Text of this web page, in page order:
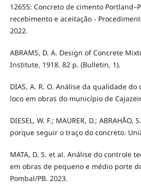
12655: Concreto de cimento
recebimento e aceitação -
2022.
ABRAMS, D. A. Design of Concrete
Institute, 1918. 82 p. (Bulletin, 1).
DIAS, A. R. O. Análise da qualidade
loco em obras do município de
DIESEL, W. F.; MAURER, D.; ABRAHÃO,
porque seguir o traço do concreto.
MATA, D. S. et al. Análise do controle
em obras de pequeno e médio porte
Pombal/PB. 2023.